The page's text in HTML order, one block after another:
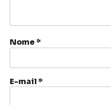
Nome*
E-mail*